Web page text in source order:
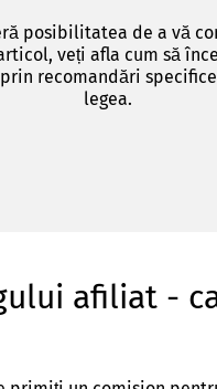
posibilitatea de a vă
veți afla cum să
recomandări
legea.
afiliat -